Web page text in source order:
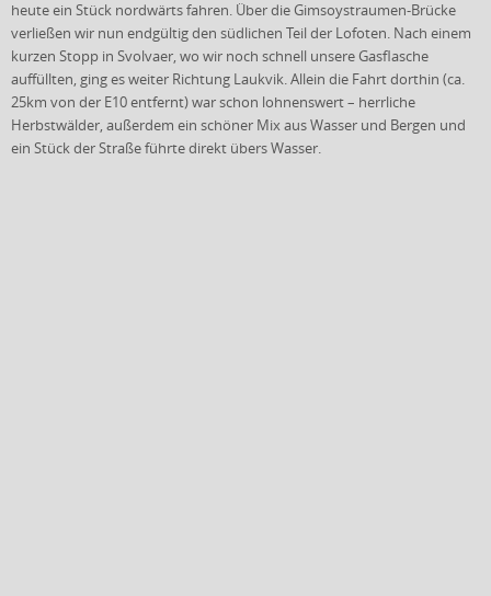
heute ein Stück nordwärts fahren. Über die Gimsoystraumen-Brücke
verließen wir nun endgültig den südlichen Teil der Lofoten. Nach einem
kurzen Stopp in Svolvaer, wo wir noch schnell unsere Gasflasche
auffüllten, ging es weiter Richtung Laukvik. Allein die Fahrt dorthin (ca.
25km von der E10 entfernt) war schon lohnenswert – herrliche
Herbstwälder, außerdem ein schöner Mix aus Wasser und Bergen und
ein Stück der Straße führte direkt übers Wasser.